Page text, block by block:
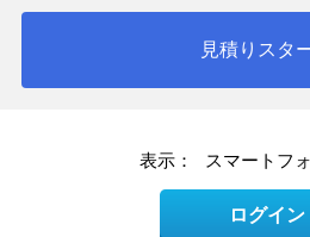
見積りスタ
表示： スマートフ
ログイン